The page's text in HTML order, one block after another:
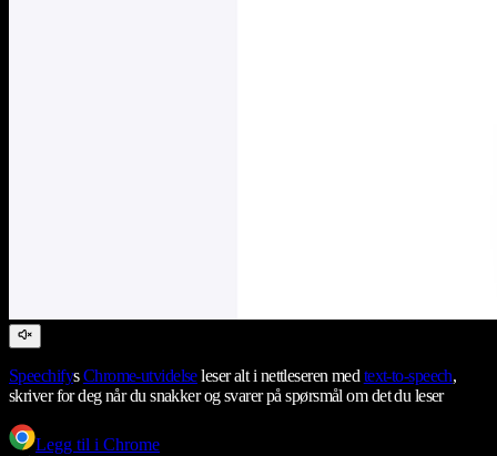
SpeechifysChrome-utvidelseleser alt i nettleseren med text-to-speech,
skriver for deg når du snakker og svarer på spørsmål om det du leser
Legg til i Chrome